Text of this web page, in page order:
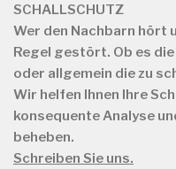
SCHALLSCHUTZ
Wer den Nachbarn hört
Regel gestört. Ob es
oder allgemein die zu
Wir helfen Ihnen Ihre
konsequente Analyse
beheben.
Schreiben Sie uns.